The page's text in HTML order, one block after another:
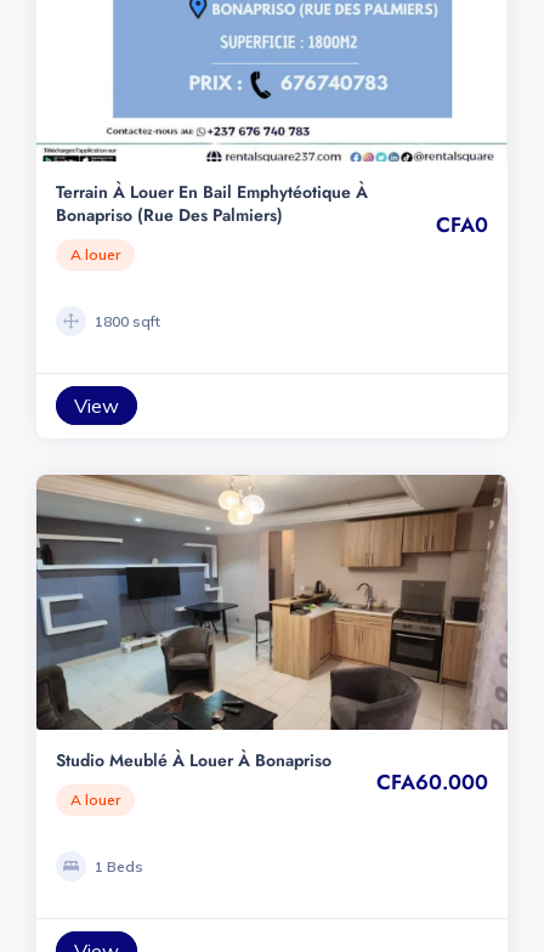
Terrain À Louer En Bail Emphytéotique À
Bonapriso (rue Des Palmiers)
A louer
CFA0
1800 sqft
View
Studio Meublé À Louer À Bonapriso
A louer
CFA60.000
1 Beds